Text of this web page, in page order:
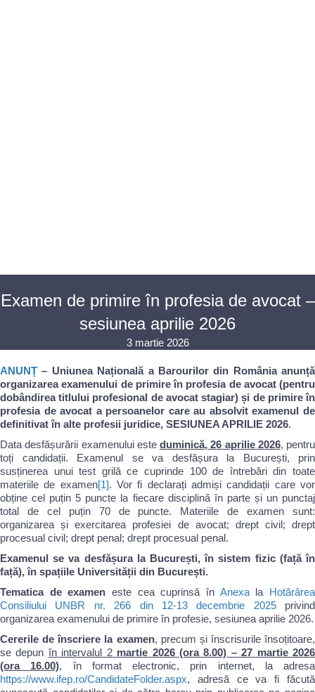
Examen de primire în profesia de avocat –
sesiunea aprilie 2026
3 martie 2026
ANUNȚ – Uniunea Națională a Barourilor din România anunță
organizarea examenului de primire în profesia de avocat (pentru
dobândirea titlului profesional de avocat stagiar) și de primire în
profesia de avocat a persoanelor care au absolvit examenul de
definitivat în alte profesii juridice, SESIUNEA APRILIE 2026.
Data desfășurării examenului este duminică, 26 aprilie 2026, pentru
toți candidații. Examenul se va desfășura la București, prin
susținerea unui test grilă ce cuprinde 100 de întrebări din toate
materiile de examen[1]. Vor fi declarați admiși candidații care vor
obține cel puțin 5 puncte la fiecare disciplină în parte și un punctaj
total de cel puțin 70 de puncte. Materiile de examen sunt:
organizarea și exercitarea profesiei de avocat; drept civil; drept
procesual civil; drept penal; drept procesual penal.
Examenul se va desfășura la București, în sistem fizic (față în
față), în spațiile Universității din București.
Tematica de examen este cea cuprinsă în Anexala Hotărârea
Consiliului UNBR nr. 266 din 12-13 decembrie 2025privind
organizarea examenului de primire în profesie, sesiunea aprilie 2026.
Cererile de înscriere la examen, precum și înscrisurile însoțitoare,
se depun în intervalul 2martie 2026 (ora 8.00) – 27 martie 2026
(ora 16.00), în format electronic, prin internet, la adresa
https://www.ifep.ro/CandidateFolder.aspx, adresă ce va fi făcută